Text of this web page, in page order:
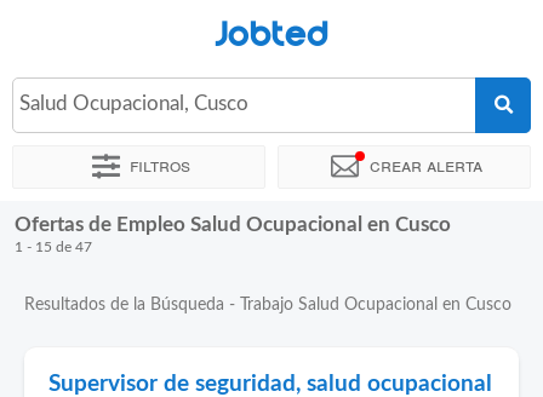
Jobted
Salud Ocupacional, Cusco
Filtros Crear alerta
Ordenar por Ubicación exacta Empresa Agencia de empleo
Ofertas de Empleo Salud Ocupacional en Cusco
1 - 15 de 47
Resultados de la Búsqueda - Trabajo Salud Ocupacional en Cusco
Supervisor de seguridad, salud ocupacional